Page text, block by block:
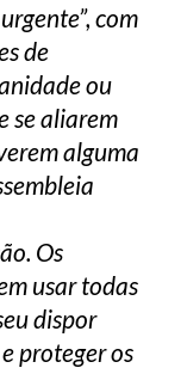
com
de
ou
se aliarem
alguma
Os
usar todas
dispor
proteger os